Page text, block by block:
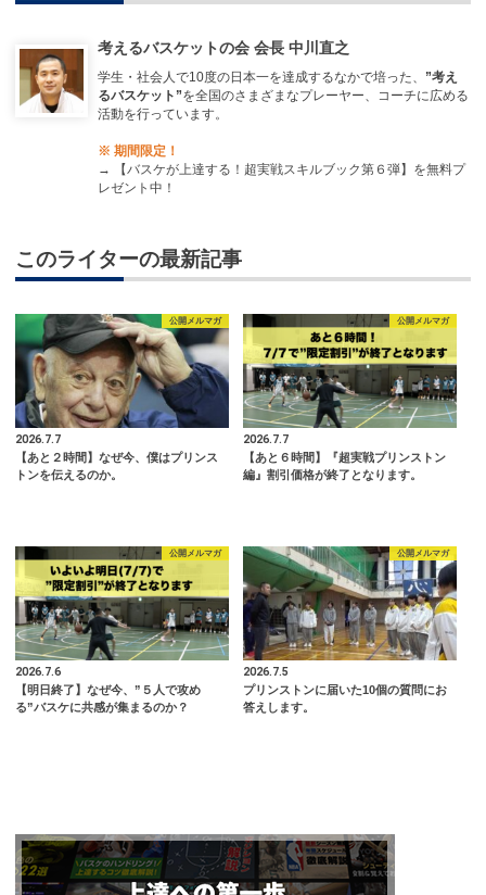
考えるバスケットの会 会長 中川直之
学生・社会人で10度の日本一を達成するなかで培った、 ”考え
るバスケット”を全国のさまざまなプレーヤー、コーチに広める
活動を行っています。
※ 期間限定！
→
【バスケが上達する！超実戦スキルブック第６弾】を無料プ
レゼント中！
このライターの最新記事
公開メルマガ
2026.7.7
【あと２時間】なぜ今、僕はプリンス
トンを伝えるのか。
公開メルマガ
2026.7.7
【あと６時間】『超実戦プリンストン
編』割引価格が終了となります。
公開メルマガ
2026.7.6
【明日終了】なぜ今、”５人で攻め
る”バスケに共感が集まるのか？
公開メルマガ
2026.7.5
プリンストンに届いた10個の質問にお
答えします。